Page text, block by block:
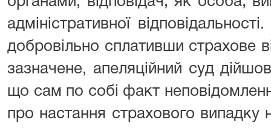
адміністративної
добровільно сплативши страхове
зазначене, апеляційний суд
що сам по собі факт
про настання страхового